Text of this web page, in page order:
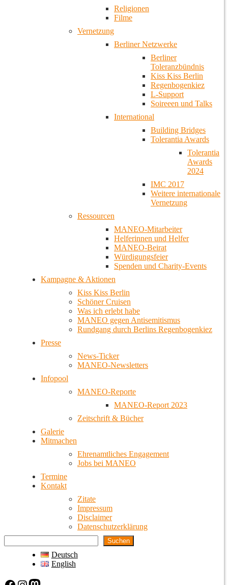
Religionen
Filme
Vernetzung
Berliner Netzwerke
Berliner
Toleranzbündnis
Kiss Kiss Berlin
Regenbogenkiez
L-Support
Soireeen und Talks
International
Building Bridges
Tolerantia Awards
Tolerantia
Awards
2024
IMC 2017
Weitere internationale
Vernetzung
Ressourcen
MANEO-Mitarbeiter
Helferinnen und Helfer
MANEO-Beirat
Würdigungsfeier
Spenden und Charity-Events
Kampagne & Aktionen
Kiss Kiss Berlin
Schöner Cruisen
Was ich erlebt habe
MANEO gegen Antisemitismus
Rundgang durch Berlins Regenbogenkiez
Presse
News-Ticker
MANEO-Newsletters
Infopool
MANEO-Reporte
MANEO-Report 2023
Zeitschrift & Bücher
Galerie
Mitmachen
Ehrenamtliches Engagement
Jobs bei MANEO
Termine
Kontakt
Zitate
Impressum
Disclaimer
Datenschutzerklärung
Suchen
Deutsch
English